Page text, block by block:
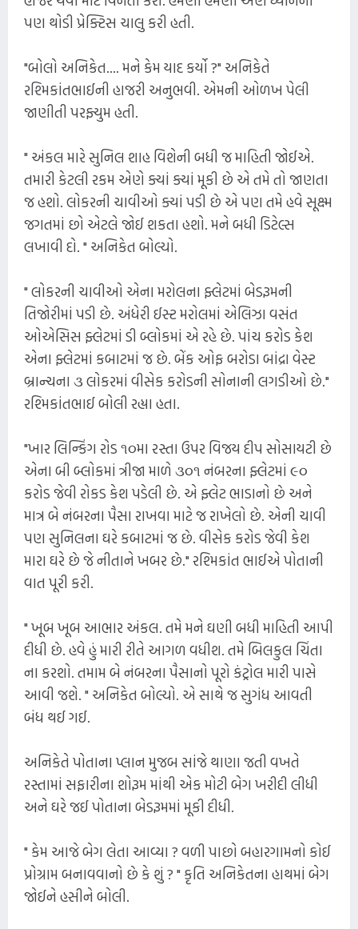
પણ થોડી પ્રેક્ટિસ ચાલુ કરી હતી.
"બોલો અનિકેત.... મને કેમ યાદ કર્યો ?" અનિકેતે
રશ્મિકાંતભાઈની હાજરી અનુભવી. એમની ઓળખ પેલી
જાણીતી પરફ્યુમ હતી.
" અંકલ મારે સુનિલ શાહ વિશેની બધી જ માહિતી જોઈએ.
તમારી કેટલી રકમ એણે ક્યાં ક્યાં મૂકી છે એ તમે તો જાણતા
જ હશો. લોકરની ચાવીઓ ક્યાં પડી છે એ પણ તમે હવે સૂક્ષ્મ
જગતમાં છો એટલે જોઈ શકતા હશો. મને બધી ડિટેલ્સ
લખાવી દો. " અનિકેત બોલ્યો.
" લોકરની ચાવીઓ એના મરોલના ફ્લેટમાં બેડરૂમની
તિજોરીમાં પડી છે. અંધેરી ઈસ્ટ મરોલમાં એલિઝા વસંત
ઓએસિસ ફ્લેટમાં ડી બ્લોકમાં એ રહે છે. પાંચ કરોડ કેશ
એના ફ્લેટમાં કબાટમાં જ છે. બેંક ઓફ બરોડા બાંદ્રા વેસ્ટ
બ્રાન્ચના ૩ લોકરમાં વીસેક કરોડની સોનાની લગડીઓ છે."
રશ્મિકાંતભાઈ બોલી રહ્યા હતા.
"ખાર લિન્કિંગ રોડ ૧૦મા રસ્તા ઉપર વિજય દીપ સોસાયટી છે
એના બી બ્લોકમાં ત્રીજા માળે ૩૦૧ નંબરના ફ્લેટમાં ૯૦
કરોડ જેવી રોકડ કેશ પડેલી છે. એ ફ્લેટ ભાડાનો છે અને
માત્ર બે નંબરના પૈસા રાખવા માટે જ રાખેલો છે. એની ચાવી
પણ સુનિલના ઘરે કબાટમાં જ છે. વીસેક કરોડ જેવી કેશ
મારા ઘરે છે જે નીતાને ખબર છે." રશ્મિકાંત ભાઈએ પોતાની
વાત પૂરી કરી.
" ખૂબ ખૂબ આભાર અંકલ. તમે મને ઘણી બધી માહિતી આપી
દીધી છે. હવે હું મારી રીતે આગળ વધીશ. તમે બિલકુલ ચિંતા
ના કરશો. તમામ બે નંબરના પૈસાનો પૂરો કંટ્રોલ મારી પાસે
આવી જશે. " અનિકેત બોલ્યો. એ સાથે જ સુગંધ આવતી
બંધ થઈ ગઈ.
અનિકેતે પોતાના પ્લાન મુજબ સાંજે થાણા જતી વખતે
રસ્તામાં સફારીના શોરૂમ માંથી એક મોટી બેગ ખરીદી લીધી
અને ઘરે જઈ પોતાના બેડરૂમમાં મૂકી દીધી.
" કેમ આજે બેગ લેતા આવ્યા ? વળી પાછો બહારગામનો કોઈ
પ્રોગ્રામ બનાવવાનો છે કે શું ? " કૃતિ અનિકેતના હાથમાં બેગ
જોઈને હસીને બોલી.